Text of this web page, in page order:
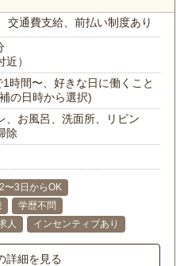
、交通費支給、前払い制度あり
近）
時間〜、好きな日に働くこと
の日時から選択)
、お風呂、洗面所、リビン
除
〜3日からOK
学歴不問
人 インセンティブあり
詳細を見る